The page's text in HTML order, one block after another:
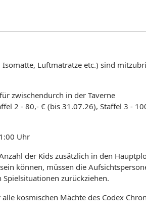
Isomatte, Luftmatratze etc.) sind
zwischendurch in der Taverne
2 - 80,- € (bis 31.07.26), Staffel 3 -
Uhr
der Kids zusätzlich in den
können, müssen die
zurückziehen.
kosmischen Mächte des Codex